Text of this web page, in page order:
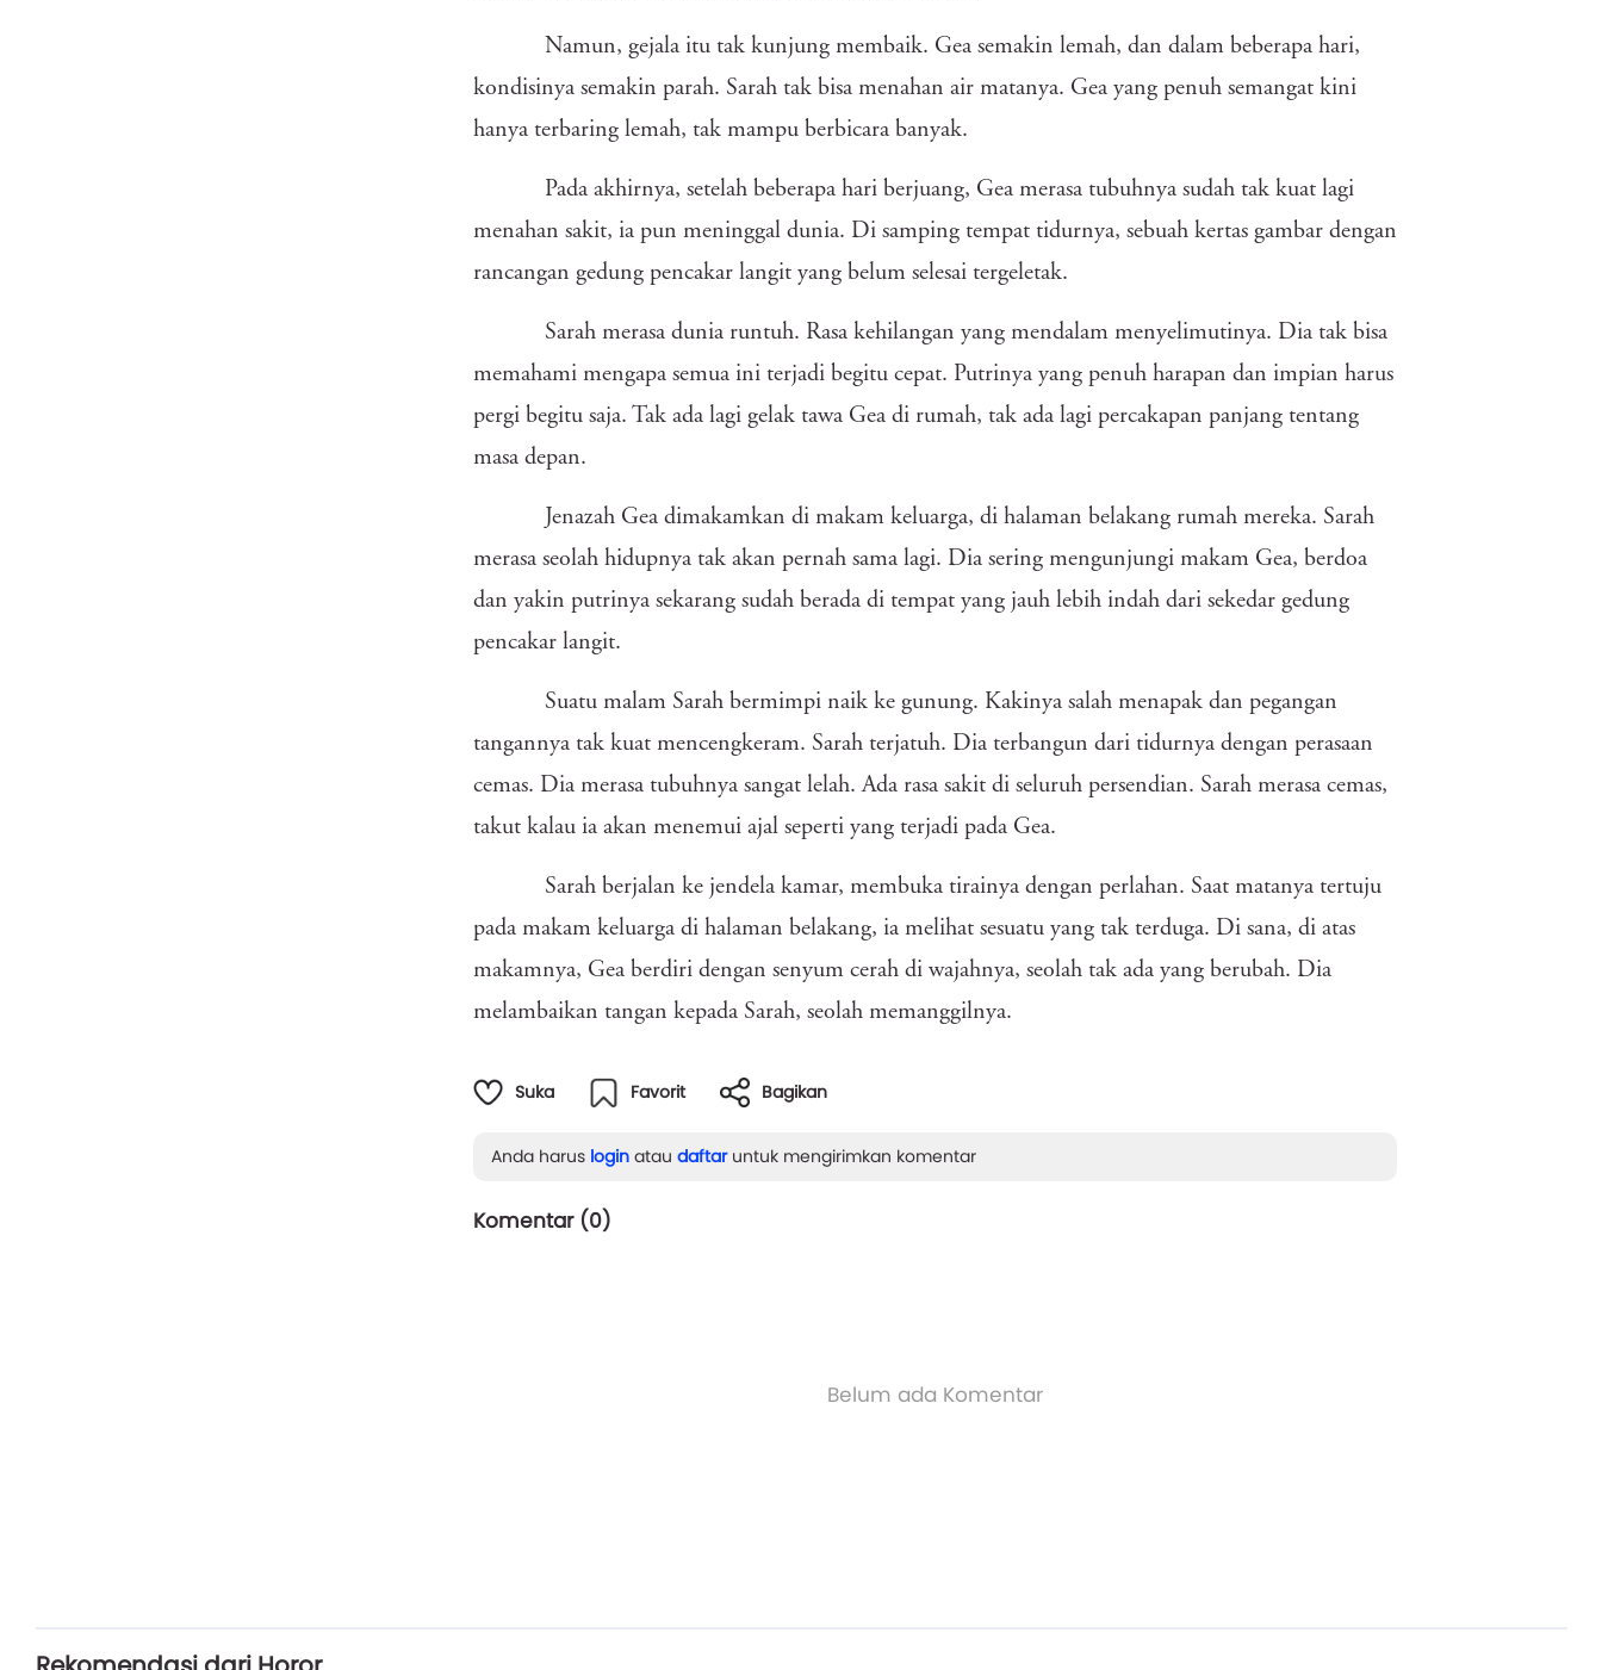
Namun, gejala itu tak kunjung membaik. Gea semakin lemah, dan dalam beberapa hari,
kondisinya semakin parah. Sarah tak bisa menahan air matanya. Gea yang penuh semangat kini
hanya terbaring lemah, tak mampu berbicara banyak.
Pada akhirnya, setelah beberapa hari berjuang, Gea merasa tubuhnya sudah tak kuat lagi
menahan sakit, ia pun meninggal dunia. Di samping tempat tidurnya, sebuah kertas gambar dengan
rancangan gedung pencakar langit yang belum selesai tergeletak.
Sarah merasa dunia runtuh. Rasa kehilangan yang mendalam menyelimutinya. Dia tak bisa
memahami mengapa semua ini terjadi begitu cepat. Putrinya yang penuh harapan dan impian harus
pergi begitu saja. Tak ada lagi gelak tawa Gea di rumah, tak ada lagi percakapan panjang tentang
masa depan.
Jenazah Gea dimakamkan di makam keluarga, di halaman belakang rumah mereka. Sarah
merasa seolah hidupnya tak akan pernah sama lagi. Dia sering mengunjungi makam Gea, berdoa
dan yakin putrinya sekarang sudah berada di tempat yang jauh lebih indah dari sekedar gedung
pencakar langit.
Suatu malam Sarah bermimpi naik ke gunung. Kakinya salah menapak dan pegangan
tangannya tak kuat mencengkeram. Sarah terjatuh. Dia terbangun dari tidurnya dengan perasaan
cemas. Dia merasa tubuhnya sangat lelah. Ada rasa sakit di seluruh persendian. Sarah merasa cemas,
takut kalau ia akan menemui ajal seperti yang terjadi pada Gea.
Sarah berjalan ke jendela kamar, membuka tirainya dengan perlahan. Saat matanya tertuju
pada makam keluarga di halaman belakang, ia melihat sesuatu yang tak terduga. Di sana, di atas
makamnya, Gea berdiri dengan senyum cerah di wajahnya, seolah tak ada yang berubah. Dia
melambaikan tangan kepada Sarah, seolah memanggilnya.
Suka Favorit Bagikan
Anda harus login atau daftaruntuk mengirimkan komentar
Komentar (0)
Belum ada Komentar